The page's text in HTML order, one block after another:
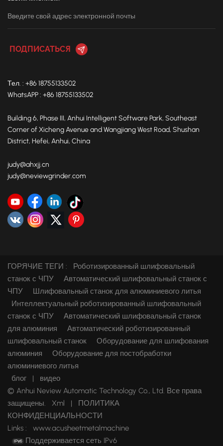
Тел. : +86 18755133502
WhatsAPP : +86 18755133502
Building 6, Phase III, Anhui Intelligent Software Park, Southeast
Corner of Xicheng Avenue and Wangjiang West Road, Shushan
District, Hefei, Anhui, China
judy@ahxjj.cn
judy@neviewgrinder.com
ГОРЯЧИЕ ТЕГИ :
Роботизированный шлифовальный
станок с ЧПУ
Автоматический шлифовальный станок с
ЧПУ
Шлифовальный станок для алюминиевого литья
Интеллектуальный роботизированный шлифовальный
станок с ЧПУ
Автоматический шлифовальный станок
для алюминия
Автоматический роботизированный
шлифовальный станок
Оборудование для шлифования
алюминия
Оборудование для постобработки
алюминиевого литья
блог
|
видео
© Anhui Neview Automatic Technology Co., Ltd. Все права
защищены.
Xml |
ПОЛИТИКА
КОНФИДЕНЦИАЛЬНОСТИ
Links :
www.acusheetmetalmachine
Поддерживается сеть IPv6